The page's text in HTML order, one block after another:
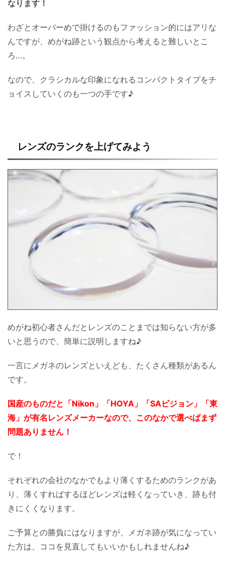
なります！
わざとオーバーめで掛けるのもファッション的にはアリな
んですが、めがね跡という観点から考えると難しいとこ
ろ…。
なので、クラシカルな印象になれるコンパクトタイプをチ
ョイスしていくのも一つの手です♪
レンズのランクを上げてみよう
めがね初心者さんだとレンズのことまでは知らない方が多
いと思うので、簡単に説明しますね♪
一言にメガネのレンズといえども、たくさん種類があるん
です。
国産のものだと「Nikon」「HOYA」「SAビジョン」「東
海」が有名レンズメーカーなので、このなかで選べばまず
問題ありません！
で！
それぞれの会社のなかでもより薄くするためのランクがあ
り、薄くすればするほどレンズは軽くなっていき、跡も付
きにくくなります。
ご予算との勝負にはなりますが、メガネ跡が気になってい
た方は、ココを見直してもいいかもしれませんね♪